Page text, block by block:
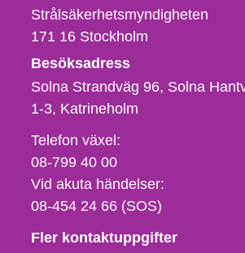
Strålsäkerhetsmyndigheten
171 16 Stockholm
Besöksadress
Solna Strandväg 96, Solna
1-3 Katrineholm
Telefon,
fax
och
e-
Telefon växel:
08-799 40 00
Vid akuta händelser:
08-454 24 66 (SOS)
Fler kontaktuppgifter